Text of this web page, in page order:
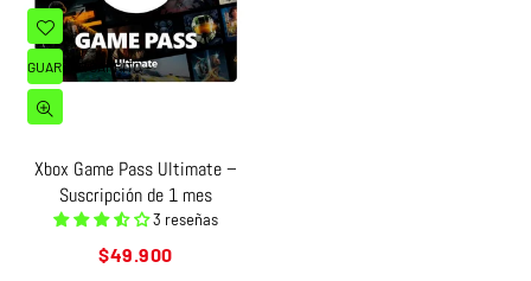
GUARDAR CARRITO
Xbox Game Pass Ultimate –
Suscripción de 1 mes
3 reseñas
Precio
$49.900